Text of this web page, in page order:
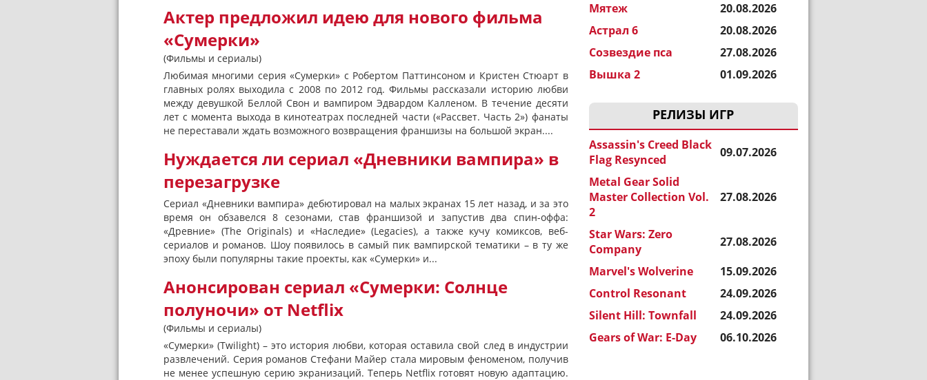
Мятеж
20.08.2026
Астрал 6
20.08.2026
Созвездие пса
27.08.2026
Вышка 2
01.09.2026
РЕЛИЗЫ ИГР
Assassin's Creed Black
Flag Resynced
09.07.2026
Metal Gear Solid
Master Collection Vol.
2
27.08.2026
Star Wars: Zero
Company
27.08.2026
Marvel's Wolverine
15.09.2026
Control Resonant
24.09.2026
Silent Hill: Townfall
24.09.2026
Gears of War: E-Day
06.10.2026
Актер предложил идею для нового фильма
«Сумерки»
(Фильмы и сериалы)
Любимая многими серия «Сумерки» с Робертом Паттинсоном и Кристен Стюарт в
главных ролях выходила с 2008 по 2012 год. Фильмы рассказали историю любви
между девушкой Беллой Свон и вампиром Эдвардом Калленом. В течение десяти
лет с момента выхода в кинотеатрах последней части («Рассвет. Часть 2») фанаты
не переставали ждать возможного возвращения франшизы на большой экран....
Нуждается ли сериал «Дневники вампира» в
перезагрузке
Сериал «Дневники вампира» дебютировал на малых экранах 15 лет назад, и за это
время он обзавелся 8 сезонами, став франшизой и запустив два спин-оффа:
«Древние» (The Originals) и «Наследие» (Legacies), а также кучу комиксов, веб-
сериалов и романов. Шоу появилось в самый пик вампирской тематики – в ту же
эпоху были популярны такие проекты, как «Сумерки» и...
Анонсирован сериал «Сумерки: Солнце
полуночи» от Netflix
(Фильмы и сериалы)
«Сумерки» (Twilight) – это история любви, которая оставила свой след в индустрии
развлечений. Серия романов Стефани Майер стала мировым феноменом, получив
не менее успешную серию экранизаций. Теперь Netflix готовят новую адаптацию.